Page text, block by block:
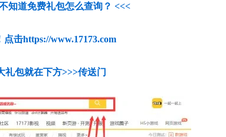
知道免费礼包怎么查询？ <<<
点击https://www.17173.com
礼包就在下方>>>传送门